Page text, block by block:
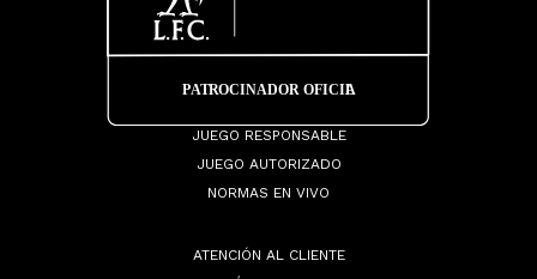
JUEGO RESPONSABLE
JUEGO AUTORIZADO
NORMAS EN VIVO
ATENCIÓN AL CLIENTE